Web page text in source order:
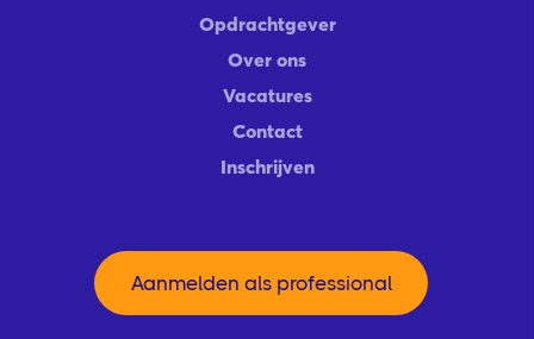
Opdrachtgever
Over ons
Vacatures
Contact
Inschrijven
Aanmelden als professional